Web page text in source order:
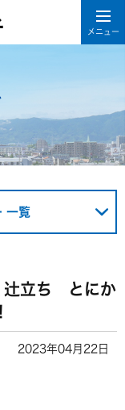
一覧
辻立ち とにか
2023年04月22日